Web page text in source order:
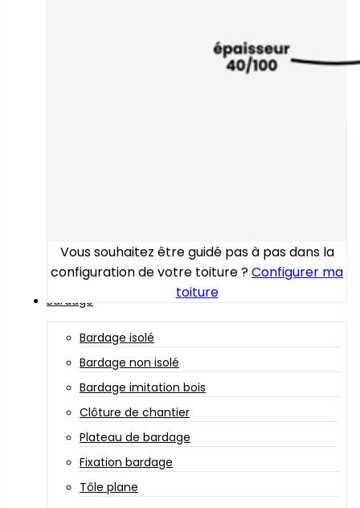
Vous souhaitez être guidé pas à pas dans la
configuration de votre toiture ?Configurer ma
toiture
Bardage
Bardage isolé
Bardage non isolé
Bardage imitation bois
Clôture de chantier
Plateau de bardage
Fixation bardage
Tôle plane